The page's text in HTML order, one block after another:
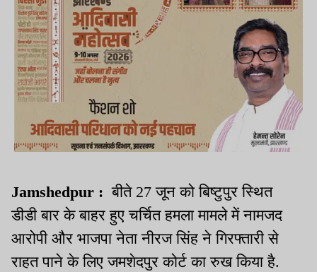
Jamshedpur : बीते 27 जून को बिष्टुपुर स्थित
डीडी बार के बाहर हुए चर्चित हमला मामले में नामजद
आरोपी और भाजपा नेता नीरज सिंह ने गिरफ्तारी से
राहत पाने के लिए जमशेदपुर कोर्ट का रुख किया है.